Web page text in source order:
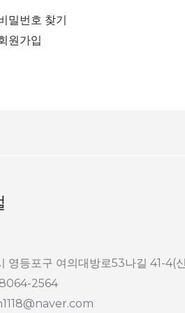
밀번호 찾기
원가입
영등포구 여의대방로53나길 41-4(
2564